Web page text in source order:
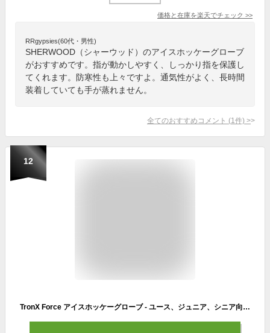
価格と在庫を楽天でチェック >>
RRgypsies(60代・男性)
SHERWOOD（シャーウッド）のアイスホッケーグローブ
がおすすめです。指が動かしやすく、しっかり指を保護し
てくれます。防寒性も上々ですよ。通気性がよく、長時間
装着していても手が蒸れません。
全てのおすすめコメント (1 件) >
12
TronX Force アイスホッケーグローブ - ユース、ジュニア、シニア向けホッケー選手用の丈夫で軽量な保護具(12インチ)